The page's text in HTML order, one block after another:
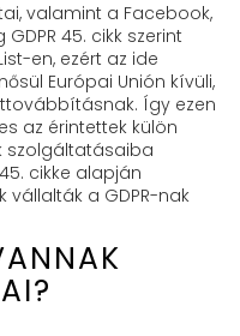
valamint a Facebook,
45. cikk szerint
en, ezért az ide
Európai Unión kívüli,
Így ezen
az érintettek külön
szolgáltatásaiba
cikke alapján
vállalták a GDPR-nak